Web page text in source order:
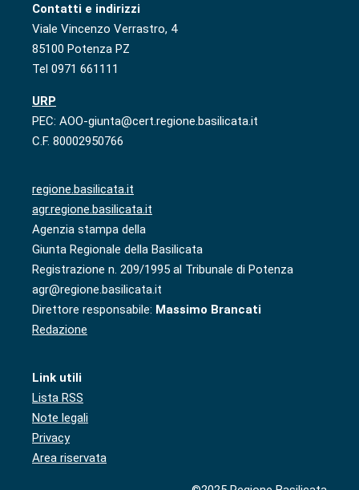
Contatti e indirizzi
Viale Vincenzo Verrastro, 4
85100 Potenza PZ
Tel 0971 661111
URP
PEC: AOO-giunta@cert.regione.basilicata.it
C.F. 80002950766
regione.basilicata.it
agr.regione.basilicata.it
Agenzia stampa della
Giunta Regionale della Basilicata
Registrazione n. 209/1995 al Tribunale di Potenza
agr@regione.basilicata.it
Direttore responsabile: Massimo Brancati
Redazione
Link utili
Lista RSS
Note legali
Privacy
Area riservata